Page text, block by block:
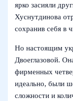
ярко засияли
Хуснутдинова
сохранив себя в
Но настоящим
Двоеглазовой.
фирменных
идеально, были
сложности и